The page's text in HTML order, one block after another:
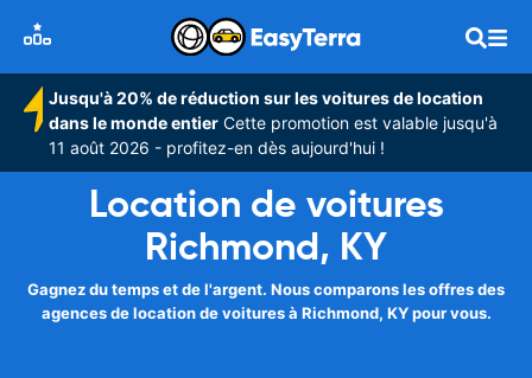
Jusqu'à 20% de réduction sur les voitures de location
dans le monde entier Cette promotion est valable jusqu'à
11 août 2026 - profitez-en dès aujourd'hui !
Location de voitures
Richmond, KY
Gagnez du temps et de l'argent. Nous comparons les offres des
agences de location de voitures à Richmond, KY pour vous.